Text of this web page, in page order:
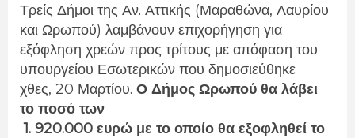
Τρείς Δήμοι της Αν. Αττικής (Μαραθώνα, Λαυρίου
και Ωρωπού) λαμβάνουν επιχορήγηση για
εξόφληση χρεών προς τρίτους με απόφαση του
υπουργείου Εσωτερικών που δημοσιεύθηκε
χθες, 20 Μαρτίου. Ο Δήμος Ωρωπού θα λάβει
το ποσό των
1. 920.000 ευρώ με το οποίο θα εξοφληθεί το